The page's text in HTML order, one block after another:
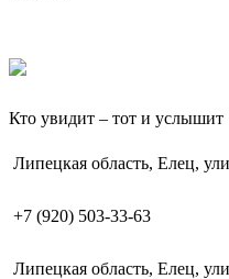
Кто увидит – тот и услышит
Липецкая область, Елец,
+7 (920) 503-33-63
Липецкая область, Елец,